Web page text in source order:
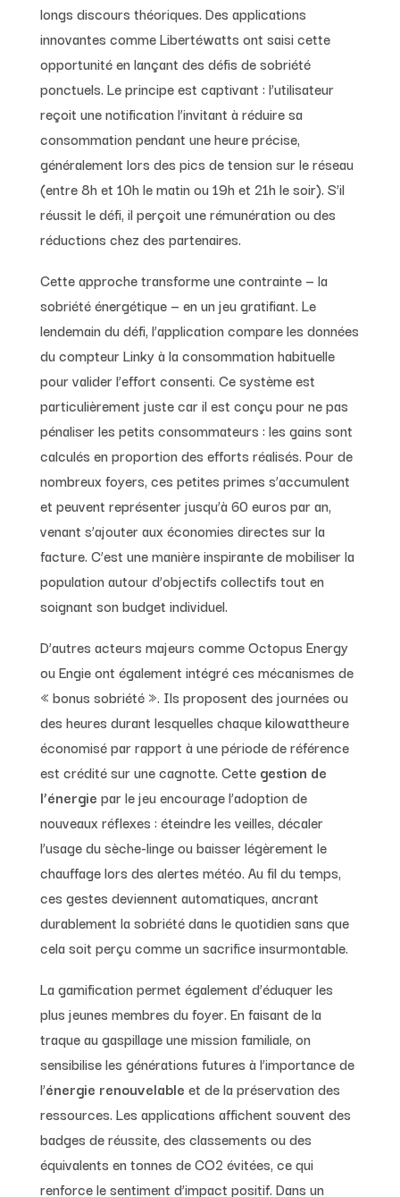
longs discours théoriques. Des applications
innovantes comme Libertéwatts ont saisi cette
opportunité en lançant des défis de sobriété
ponctuels. Le principe est captivant : l’utilisateur
reçoit une notification l’invitant à réduire sa
consommation pendant une heure précise,
généralement lors des pics de tension sur le réseau
(entre 8h et 10h le matin ou 19h et 21h le soir). S’il
réussit le défi, il perçoit une rémunération ou des
réductions chez des partenaires.
Cette approche transforme une contrainte — la
sobriété énergétique — en un jeu gratifiant. Le
lendemain du défi, l’application compare les données
du compteur Linky à la consommation habituelle
pour valider l’effort consenti. Ce système est
particulièrement juste car il est conçu pour ne pas
pénaliser les petits consommateurs : les gains sont
calculés en proportion des efforts réalisés. Pour de
nombreux foyers, ces petites primes s’accumulent
et peuvent représenter jusqu’à 60 euros par an,
venant s’ajouter aux économies directes sur la
facture. C’est une manière inspirante de mobiliser la
population autour d’objectifs collectifs tout en
soignant son budget individuel.
D’autres acteurs majeurs comme Octopus Energy
ou Engie ont également intégré ces mécanismes de
« bonus sobriété ». Ils proposent des journées ou
des heures durant lesquelles chaque kilowattheure
économisé par rapport à une période de référence
est crédité sur une cagnotte. Cette gestion de
l’énergie par le jeu encourage l’adoption de
nouveaux réflexes : éteindre les veilles, décaler
l’usage du sèche-linge ou baisser légèrement le
chauffage lors des alertes météo. Au fil du temps,
ces gestes deviennent automatiques, ancrant
durablement la sobriété dans le quotidien sans que
cela soit perçu comme un sacrifice insurmontable.
La gamification permet également d’éduquer les
plus jeunes membres du foyer. En faisant de la
traque au gaspillage une mission familiale, on
sensibilise les générations futures à l’importance de
l’énergie renouvelable et de la préservation des
ressources. Les applications affichent souvent des
badges de réussite, des classements ou des
équivalents en tonnes de CO2 évitées, ce qui
renforce le sentiment d’impact positif. Dans un